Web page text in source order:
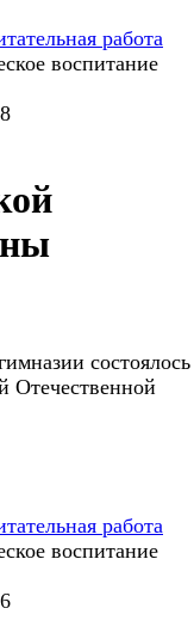
работа
воспитание
состоялось
Отечественной
работа
воспитание